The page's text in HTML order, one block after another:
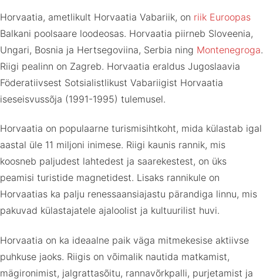
Horvaatia, ametlikult Horvaatia Vabariik, on riik Euroopas
Balkani poolsaare loodeosas. Horvaatia piirneb Sloveenia,
Ungari, Bosnia ja Hertsegoviina, Serbia ning Montenegroga.
Riigi pealinn on Zagreb. Horvaatia eraldus Jugoslaavia
Föderatiivsest Sotsialistlikust Vabariigist Horvaatia
iseseisvussõja (1991-1995) tulemusel.
Horvaatia on populaarne turismisihtkoht, mida külastab igal
aastal üle 11 miljoni inimese. Riigi kaunis rannik, mis
koosneb paljudest lahtedest ja saarekestest, on üks
peamisi turistide magnetidest. Lisaks rannikule on
Horvaatias ka palju renessaansiajastu pärandiga linnu, mis
pakuvad külastajatele ajaloolist ja kultuurilist huvi.
Horvaatia on ka ideaalne paik väga mitmekesise aktiivse
puhkuse jaoks. Riigis on võimalik nautida matkamist,
mägironimist, jalgrattasõitu, rannavõrkpalli, purjetamist ja